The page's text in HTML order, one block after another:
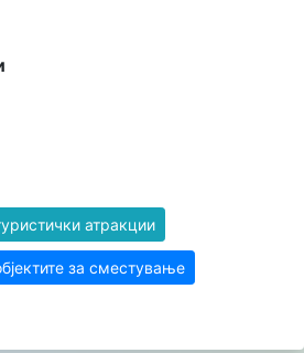
атракции
за сместување